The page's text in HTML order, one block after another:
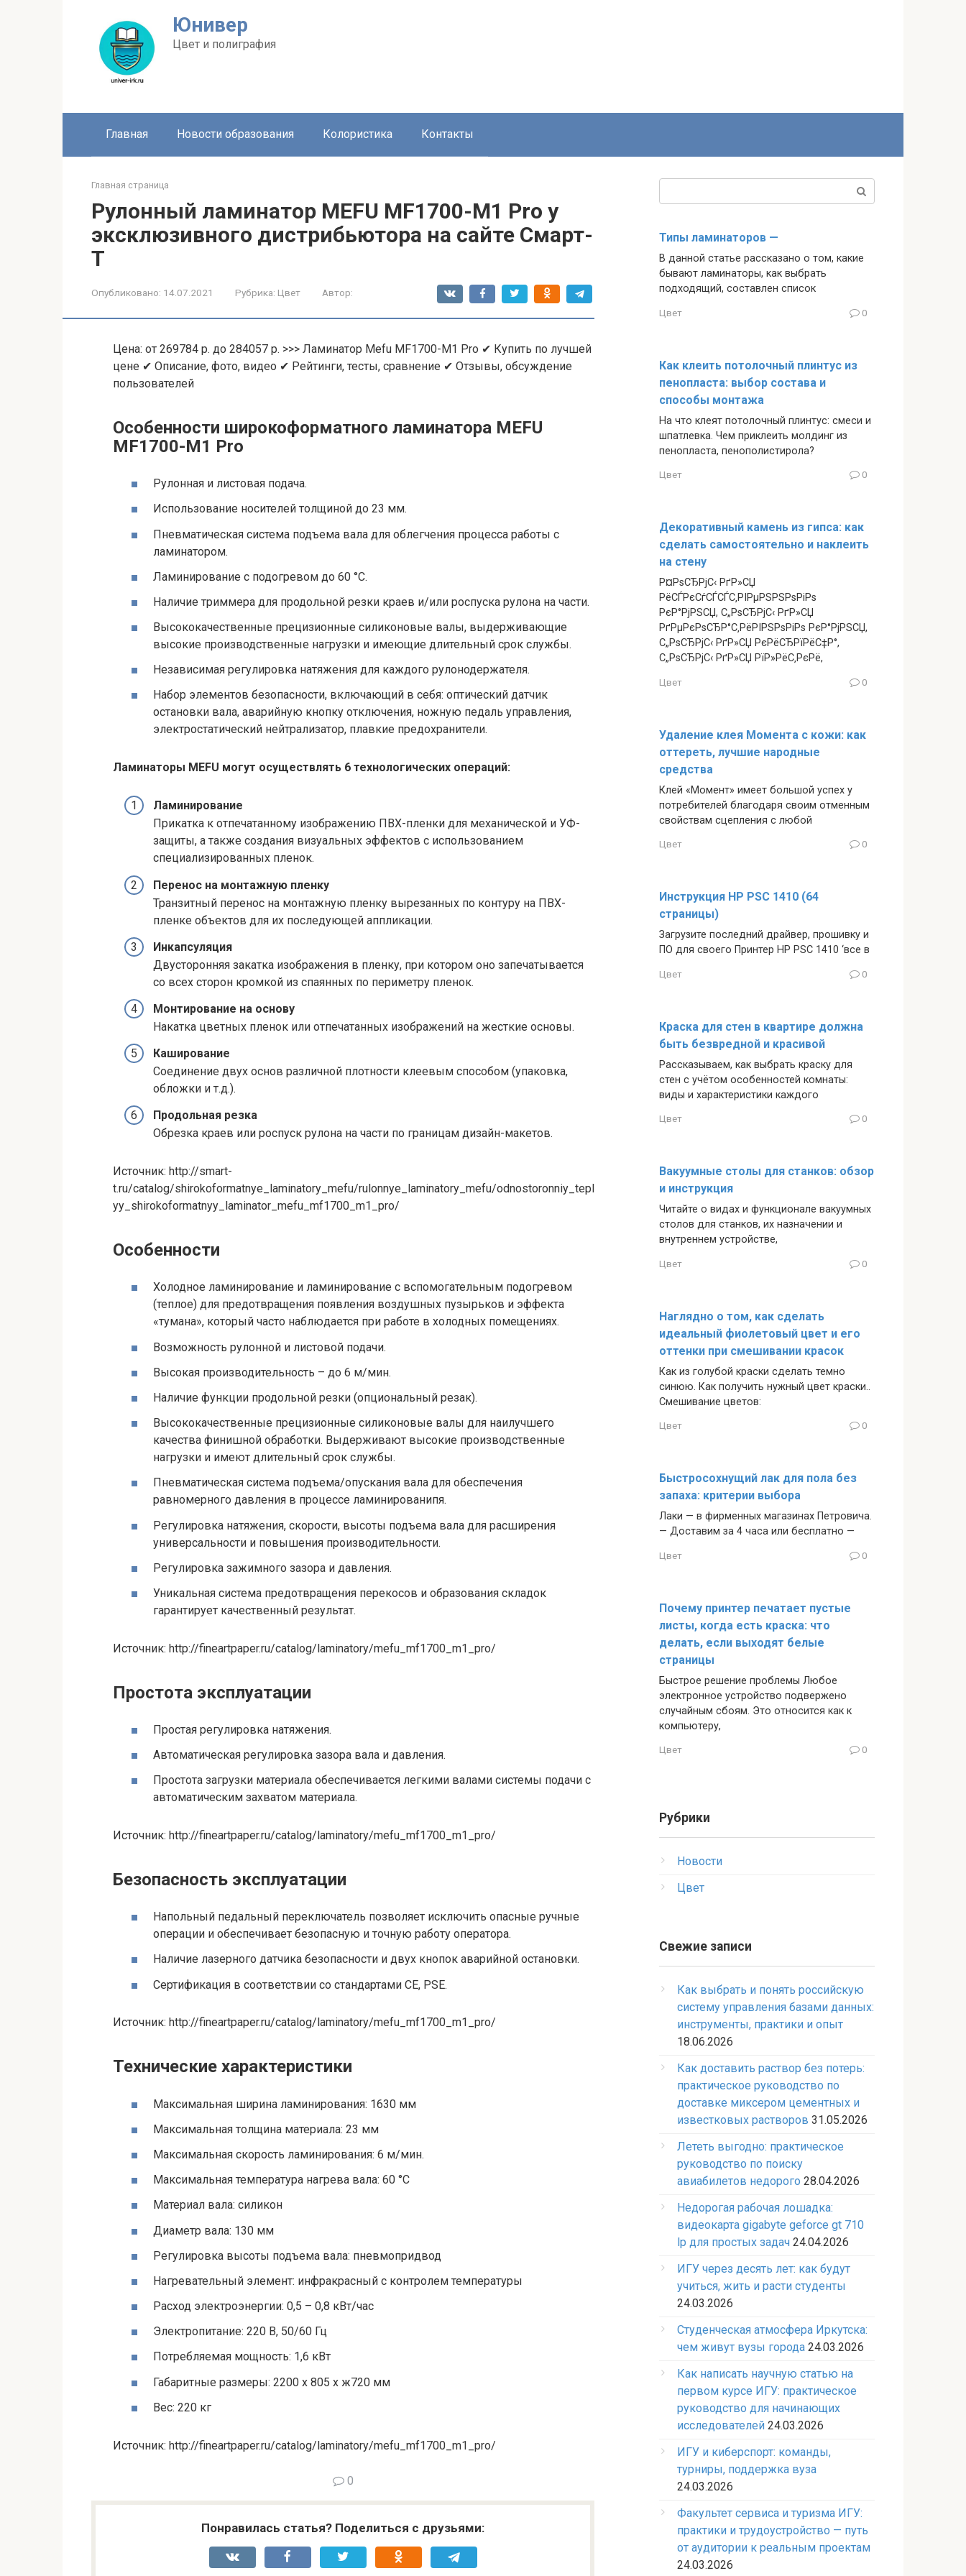
Юнивер
Цвет и полиграфия
Главная Новости образования Колористика Контакты
Главная страница
Рулонный ламинатор MEFU MF1700-M1 Pro у
эксклюзивного дистрибьютора на сайте Смарт-
Т
Опубликовано: 14.07.2021 Рубрика: Цвет Автор:
Цена: от 269784 р. до 284057 р. >>> Ламинатор Mefu MF1700-M1 Pro ✔ Купить по лучшей
цене ✔ Описание, фото, видео ✔ Рейтинги, тесты, сравнение ✔ Отзывы, обсуждение
пользователей
Особенности широкоформатного ламинатора MEFU
MF1700-M1 Pro
Рулонная и листовая подача.
Использование носителей толщиной до 23 мм.
Пневматическая система подъема вала для облегчения процесса работы с
ламинатором.
Ламинирование с подогревом до 60 °С.
Наличие триммера для продольной резки краев и/или роспуска рулона на части.
Высококачественные прецизионные силиконовые валы, выдерживающие
высокие производственные нагрузки и имеющие длительный срок службы.
Независимая регулировка натяжения для каждого рулонодержателя.
Набор элементов безопасности, включающий в себя: оптический датчик
остановки вала, аварийную кнопку отключения, ножную педаль управления,
электростатический нейтрализатор, плавкие предохранители.
Ламинаторы MEFU могут осуществлять 6 технологических операций:
Ламинирование
Прикатка к отпечатанному изображению ПВХ-пленки для механической и УФ-
защиты, а также создания визуальных эффектов с использованием
специализированных пленок.
Перенос на монтажную пленку
Транзитный перенос на монтажную пленку вырезанных по контуру на ПВХ-
пленке объектов для их последующей аппликации.
Инкапсуляция
Двусторонняя закатка изображения в пленку, при котором оно запечатывается
со всех сторон кромкой из спаянных по периметру пленок.
Монтирование на основу
Накатка цветных пленок или отпечатанных изображений на жесткие основы.
Каширование
Соединение двух основ различной плотности клеевым способом (упаковка,
обложки и т.д.).
Продольная резка
Обрезка краев или роспуск рулона на части по границам дизайн-макетов.
Источник: http://smart-
t.ru/catalog/shirokoformatnye_laminatory_mefu/rulonnye_laminatory_mefu/odnostoronniy_tepl
yy_shirokoformatnyy_laminator_mefu_mf1700_m1_pro/
Особенности
Холодное ламинирование и ламинирование с вспомогательным подогревом
(теплое) для предотвращения появления воздушных пузырьков и эффекта
«тумана», который часто наблюдается при работе в холодных помещениях.
Возможность рулонной и листовой подачи.
Высокая производительность – до 6 м/мин.
Наличие функции продольной резки (опциональный резак).
Высококачественные прецизионные силиконовые валы для наилучшего
качества финишной обработки. Выдерживают высокие производственные
нагрузки и имеют длительный срок службы.
Пневматическая система подъема/опускания вала для обеспечения
равномерного давления в процессе ламинированипя.
Регулировка натяжения, скорости, высоты подъема вала для расширения
универсальности и повышения производительности.
Регулировка зажимного зазора и давления.
Уникальная система предотвращения перекосов и образования складок
гарантирует качественный результат.
Источник: http://fineartpaper.ru/catalog/laminatory/mefu_mf1700_m1_pro/
Простота эксплуатации
Простая регулировка натяжения.
Автоматическая регулировка зазора вала и давления.
Простота загрузки материала обеспечивается легкими валами системы подачи с
автоматическим захватом материала.
Источник: http://fineartpaper.ru/catalog/laminatory/mefu_mf1700_m1_pro/
Безопасность эксплуатации
Напольный педальный переключатель позволяет исключить опасные ручные
операции и обеспечивает безопасную и точную работу оператора.
Наличие лазерного датчика безопасности и двух кнопок аварийной остановки.
Сертификация в соответствии со стандартами CE, PSE.
Источник: http://fineartpaper.ru/catalog/laminatory/mefu_mf1700_m1_pro/
Технические характеристики
Максимальная ширина ламинирования: 1630 мм
Максимальная толщина материала: 23 мм
Максимальная скорость ламинирования: 6 м/мин.
Максимальная температура нагрева вала: 60 °С
Материал вала: силикон
Диаметр вала: 130 мм
Регулировка высоты подъема вала: пневмопридвод
Нагревательный элемент: инфракрасный с контролем температуры
Расход электроэнергии: 0,5 – 0,8 кВт/час
Электропитание: 220 В, 50/60 Гц
Потребляемая мощность: 1,6 кВт
Габаритные размеры: 2200 х 805 х ж720 мм
Вес: 220 кг
Источник: http://fineartpaper.ru/catalog/laminatory/mefu_mf1700_m1_pro/
0
Понравилась статья? Поделиться с друзьями:
Типы ламинаторов —
В данной статье рассказано о том, какие
бывают ламинаторы, как выбрать
подходящий, составлен список
Цвет 0
Как клеить потолочный плинтус из
пенопласта: выбор состава и
способы монтажа
На что клеят потолочный плинтус: смеси и
шпатлевка. Чем приклеить молдинг из
пенопласта, пенополистирола?
Цвет 0
Декоративный камень из гипса: как
сделать самостоятельно и наклеить
на стену
Р¤РѕСЂРјС‹ РґР»СЏ
РёСЃРєСѓСЃСЃС‚РІРµРЅРЅРѕРіРѕ
РєР°РјРЅСЏ, С„РѕСЂРјС‹ РґР»СЏ
РґРµРєРѕСЂР°С‚РёРІРЅРѕРіРѕ РєР°РјРЅСЏ,
С„РѕСЂРјС‹ РґР»СЏ РєРёСЂРїРёС‡Р°,
С„РѕСЂРјС‹ РґР»СЏ РїР»РёС‚РєРё,
Цвет 0
Удаление клея Момента с кожи: как
оттереть, лучшие народные
средства
Клей «Момент» имеет большой успех у
потребителей благодаря своим отменным
свойствам сцепления с любой
Цвет 0
Инструкция HP PSC 1410 (64
страницы)
Загрузите последний драйвер, прошивку и
ПО для своего Принтер HP PSC 1410 ‘все в
Цвет 0
Краска для стен в квартире должна
быть безвредной и красивой
Рассказываем, как выбрать краску для
стен с учётом особенностей комнаты:
виды и характеристики каждого
Цвет 0
Вакуумные столы для станков: обзор
и инструкция
Читайте о видах и функционале вакуумных
столов для станков, их назначении и
внутреннем устройстве,
Цвет 0
Наглядно о том, как сделать
идеальный фиолетовый цвет и его
оттенки при смешивании красок
Как из голубой краски сделать темно
синюю. Как получить нужный цвет краски..
Смешивание цветов:
Цвет 0
Быстросохнущий лак для пола без
запаха: критерии выбора
Лаки — в фирменных магазинах Петровича.
— Доставим за 4 часа или бесплатно —
Цвет 0
Почему принтер печатает пустые
листы, когда есть краска: что
делать, если выходят белые
страницы
Быстрое решение проблемы Любое
электронное устройство подвержено
случайным сбоям. Это относится как к
компьютеру,
Цвет 0
Рубрики
Новости
Цвет
Свежие записи
Как выбрать и понять российскую
систему управления базами данных:
инструменты, практики и опыт
18.06.2026
Как доставить раствор без потерь:
практическое руководство по
доставке миксером цементных и
известковых растворов 31.05.2026
Лететь выгодно: практическое
руководство по поиску
авиабилетов недорого 28.04.2026
Недорогая рабочая лошадка:
видеокарта gigabyte geforce gt 710
lp для простых задач 24.04.2026
ИГУ через десять лет: как будут
учиться, жить и расти студенты
24.03.2026
Студенческая атмосфера Иркутска:
чем живут вузы города 24.03.2026
Как написать научную статью на
первом курсе ИГУ: практическое
руководство для начинающих
исследователей 24.03.2026
ИГУ и киберспорт: команды,
турниры, поддержка вуза
24.03.2026
Факультет сервиса и туризма ИГУ:
практики и трудоустройство — путь
от аудитории к реальным проектам
24.03.2026